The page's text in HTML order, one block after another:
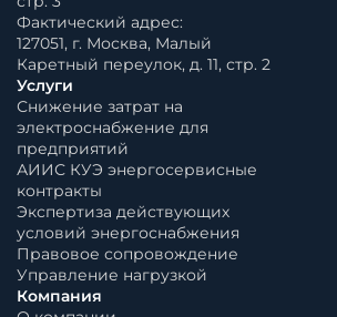
Фактический адрес:
127051, г. Москва, Малый
Каретный переулок, д. 11, стр. 2
Услуги
Снижение затрат на
электроснабжение для
предприятий
АИИС КУЭ энергосервисные
контракты
Экспертиза действующих
условий энергоснабжения
Правовое сопровождение
Управление нагрузкой
Компания